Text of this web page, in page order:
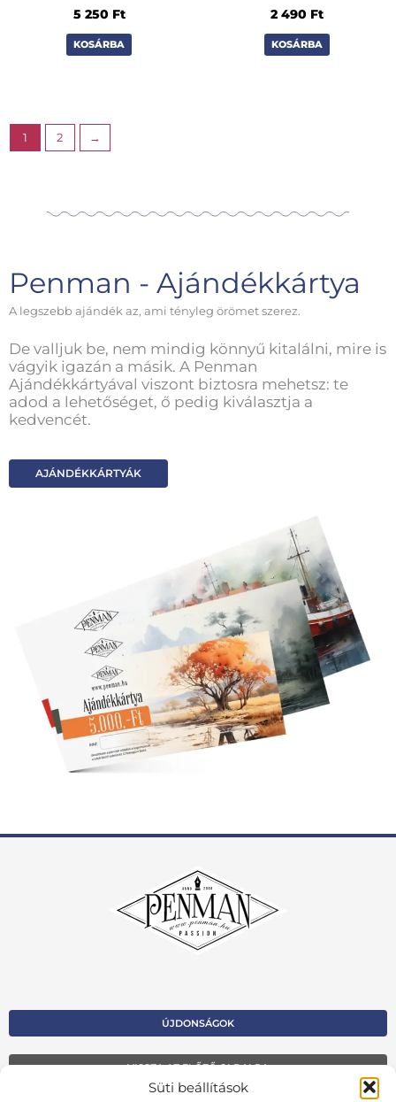
Süti beállítások
5 250 Ft
KOSÁRBA
2 490 Ft
KOSÁRBA
1 2 →
Penman - Ajándékkártya
A legszebb ajándék az, ami tényleg örömet szerez.
De valljuk be, nem mindig könnyű kitalálni, mire is
vágyik igazán a másik. A Penman
Ajándékkártyával viszont biztosra mehetsz: te
adod a lehetőséget, ő pedig kiválasztja a
kedvencét.
AJÁNDÉKKÁRTYÁK
ÚJDONSÁGOK
VISSZA AZ ELŐZŐ OLDALRA